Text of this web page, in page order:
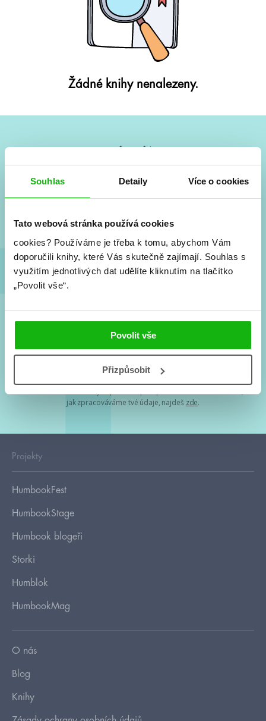
Souhlas Detaily Více o cookies
Tato webová stránka používá cookies
cookies? Používáme je třeba k tomu, abychom Vám
doporučili knihy, které Vás skutečně zajímají. Souhlas s
využitím jednotlivých dat udělíte kliknutím na tlačítko
„Povolit vše“.
Povolit vše
Přizpůsobit
Žádné knihy nenalezeny.
Vše kolem #youngadult každý měsíc rovnou do mailu!
a seriálové adaptace a další.
Souhlasím spodmínkami zpracování osobních údajů
Tvá e-mailová adresa je u nás v bezpečí. Přečti si
jak zpracováváme tvé údaje, najdeš zde.
Projekty
HumbookFest
HumbookStage
Humbook blogeři
Storki
Humblok
HumbookMag
O nás
Blog
Knihy